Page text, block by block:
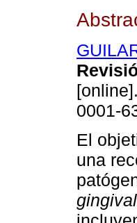
0001-
El
una